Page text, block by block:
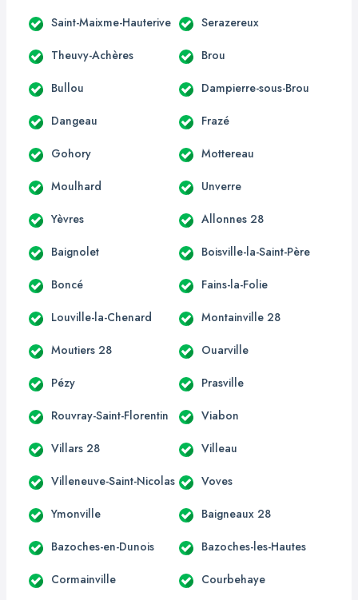
Saint-Maixme-Hauterive Serazereux
Theuvy-Achères Brou
Bullou Dampierre-sous-Brou
Dangeau Frazé
Gohory Mottereau
Moulhard Unverre
Yèvres Allonnes 28
Baignolet Boisville-la-Saint-Père
Boncé Fains-la-Folie
Louville-la-Chenard Montainville 28
Moutiers 28 Ouarville
Pézy Prasville
Rouvray-Saint-Florentin Viabon
Villars 28 Villeau
Villeneuve-Saint-Nicolas Voves
Ymonville Baigneaux 28
Bazoches-en-Dunois Bazoches-les-Hautes
Cormainville Courbehaye